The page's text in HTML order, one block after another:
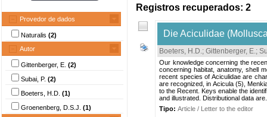
Provedor de dados
Naturalis (2)
Autor
Gittenberger, E. (2)
Subai, P. (2)
Boeters, H.D. (1)
Groenenberg, D.S.J. (1)
Registros recuperados: 2
Die Aciculidae
Boeters, H.D.; Gittenberger, E.;
Our knowledge concerning the
concerning habitat, anatomy, shell
recent species of Aciculidae are
are recognized, in Acicula (5),
to the Recent. Keys enable the
and illustrated. Distributional data
Tipo: Article / Letter to the editor